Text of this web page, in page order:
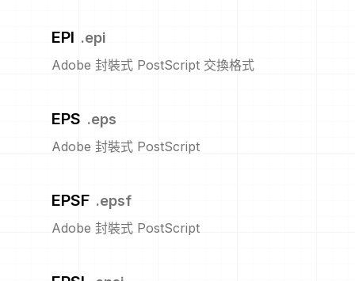
EPI .epi
Adobe 封裝式 PostScript 交換格式
EPS .eps
Adobe 封裝式 PostScript
EPSF .epsf
Adobe 封裝式 PostScript